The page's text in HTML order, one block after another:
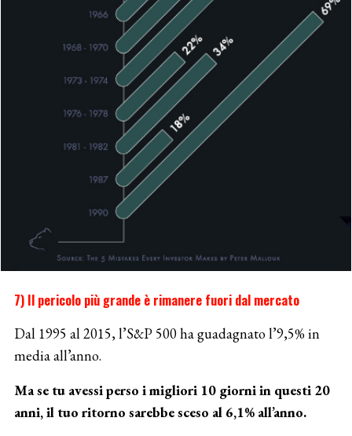
7) Il pericolo più grande è rimanere fuori dal mercato
Dal 1995 al 2015, l’S&P 500 ha guadagnato l’9,5% in
media all’anno.
Ma se tu avessi perso i migliori 10 giorni in questi 20
anni, il tuo ritorno sarebbe sceso al 6,1% all’anno.